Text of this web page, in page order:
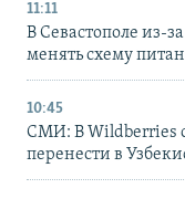
11:11
В Севастополе из-
менять схему
10:45
СМИ: В Wildberries
перенести в